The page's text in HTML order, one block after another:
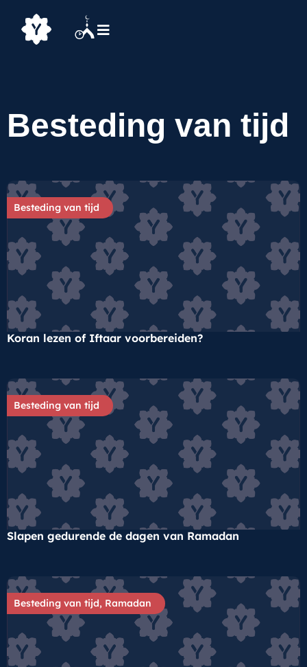
Besteding van tijd
Besteding van tijd
Koran lezen of Iftaar voorbereiden?
Besteding van tijd
Slapen gedurende de dagen van Ramadan
Besteding van tijd, Ramadan